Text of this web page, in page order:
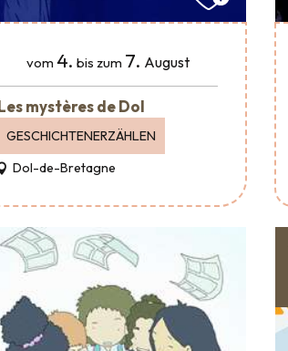
vom 4. bis zum 7. August
mystères de Dol
GESCHICHTENERZÄHLEN
Dol-de-Bretagne